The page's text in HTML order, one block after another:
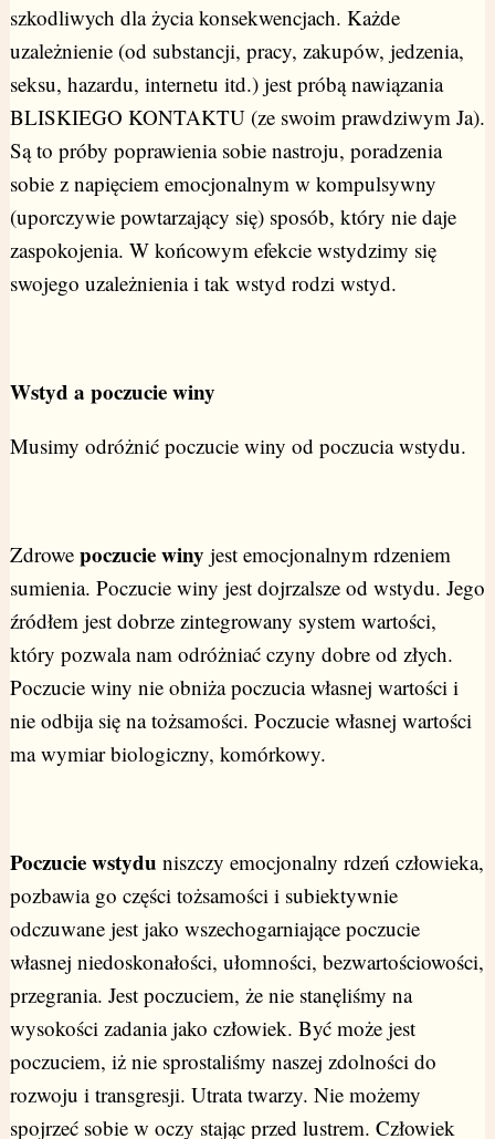
szkodliwych dla życia konsekwencjach. Każde
uzależnienie (od substancji, pracy, zakupów, jedzenia,
seksu, hazardu, internetu itd.) jest próbą nawiązania
BLISKIEGO KONTAKTU (ze swoim prawdziwym Ja).
Są to próby poprawienia sobie nastroju, poradzenia
sobie z napięciem emocjonalnym w kompulsywny
(uporczywie powtarzający się) sposób, który nie daje
zaspokojenia. W końcowym efekcie wstydzimy się
swojego uzależnienia i tak wstyd rodzi wstyd.
Wstyd a poczucie winy
Musimy odróżnić poczucie winy od poczucia wstydu.
Zdrowe poczucie winy jest emocjonalnym rdzeniem
sumienia. Poczucie winy jest dojrzalsze od wstydu. Jego
źródłem jest dobrze zintegrowany system wartości,
który pozwala nam odróżniać czyny dobre od złych.
Poczucie winy nie obniża poczucia własnej wartości i
nie odbija się na tożsamości. Poczucie własnej wartości
ma wymiar biologiczny, komórkowy.
Poczucie wstydu niszczy emocjonalny rdzeń człowieka,
pozbawia go części tożsamości i subiektywnie
odczuwane jest jako wszechogarniające poczucie
własnej niedoskonałości, ułomności, bezwartościowości,
przegrania. Jest poczuciem, że nie stanęliśmy na
wysokości zadania jako człowiek. Być może jest
poczuciem, iż nie sprostaliśmy naszej zdolności do
rozwoju i transgresji. Utrata twarzy. Nie możemy
spojrzeć sobie w oczy stając przed lustrem. Człowiek